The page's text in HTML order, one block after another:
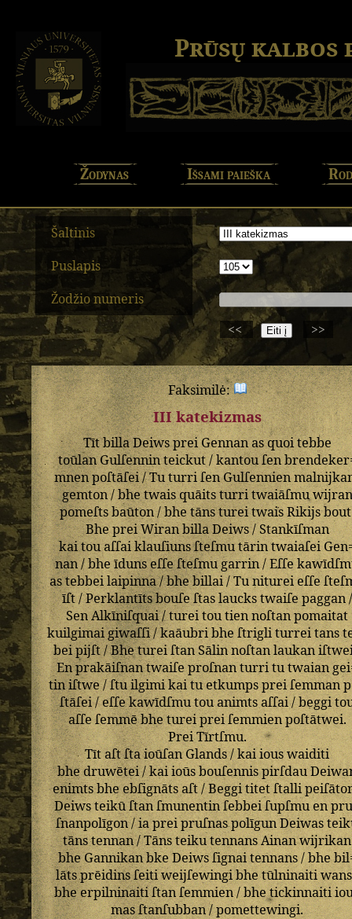
Prūsų kalbos
Žodynas Išsami paieška
Šaltinis
Puslapis
Žodžio numeris
<<
>>
Faksimilė:
III katekizmas
TītbillaDeiwspreiGennanasquoitebbe
toūlanGulſenninteickut/kantouſen
mnenpoſtāſei/TuturriſenGulſennien
gemton/bhe twaisquāitsturritwaiāſmuwijran
pomeſtsbaūton/bhe tānstureitwais Rikijs bout
BhepreiWiranbillaDeiws/Stankīſman
kaitou aſſaiklauſiunsſteſmutārintwaiaſei
nan/bheīdunseſſeſteſmugarrin/Eſſe
astebbeilaipinna/bhebillai/Tu niturei eſſe
īſt/Perklantītsbouſe ſtaslauckstwaiſe paggan/
Sen Alkīniſquai/tureitou tiennoſtanpomaitat
kuilgimaigiwaſſi/kaāubribheſtrigliturreitans
beipijſt/Bheturei ſtanSālinnoſtanlaukan
Enprakāiſnantwaiſeproſnanturri tu twaian
tiniſtwe/ſtuilgimikaituetkumps preiſemman
ſtāſei/eſſekawīdſmu touanimtsaſſai/beggi
aſſeſemmēbhetureipreiſemmienpoſtātwei.
PreiTīrtſmu.
Tītaſtſta ioūſan Glands/kaiiouswaiditi
bhe druwētei/kaiioūs bouſennis pirſdau
enimtsbheebſignātsaſt/Beggititetſtalli
Deiwsteikū ſtanſmunentinſebbei ſupſmu en
ſnanpolīgon/iapreipruſnaspolīgunDeiwas
tāns tennan/TānsteikutennansAinanwijrikan
bheGannikanbkeDeiwsſignaitennans/bhe
lātsprēidinsſeitiweijſewingibhetūlninaitiwans
bhe erpilninaitiſtanſemmien/bhe tickinnaiti
masſtanſubban/pomettewingi.